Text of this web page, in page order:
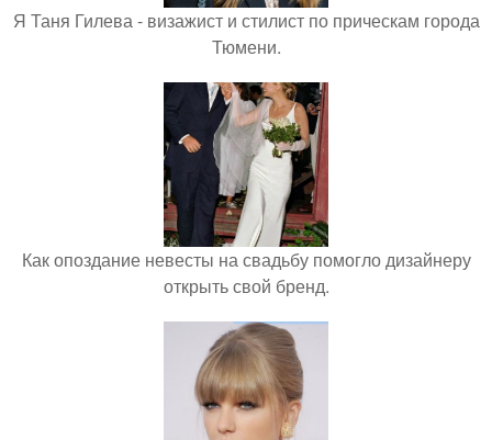
Я Таня Гилева - визажист и стилист по прическам города
Тюмени.
Как опоздание невесты на свадьбу помогло дизайнеру
открыть свой бренд.